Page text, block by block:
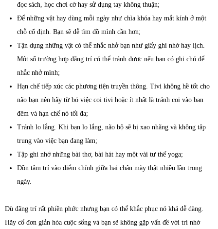
đọc sách, học chơi cờ hay sử dụng tay không thuận;
Để những vật hay dùng mỗi ngày như chìa khóa hay mắt kính ở một
chỗ cố định. Bạn sẽ dễ tìm đồ mình cần hơn;
Tận dụng những vật có thể nhắc nhở bạn như giấy ghi nhớ hay lịch.
Một số trường hợp đãng trí có thể tránh được nếu bạn có ghi chú để
nhắc nhở mình;
Hạn chế tiếp xúc các phương tiện truyền thông. Tivi không hề tốt cho
não bạn nên hãy từ bỏ việc coi tivi hoặc ít nhất là tránh coi vào ban
đêm và hạn chế nó tối đa;
Tránh lo lắng. Khi bạn lo lắng, não bộ sẽ bị xao nhãng và không tập
trung vào việc bạn đang làm;
Tập ghi nhớ những bài thơ, bài hát hay một vài tư thế yoga;
Dồn tâm trí vào điểm chính giữa hai chân mày thật nhiều lần trong
ngày.
Dù đãng trí rất phiền phức nhưng bạn có thể khắc phục nó khá dễ dàng.
Hãy cố đơn giản hóa cuộc sống và bạn sẽ không gặp vấn đề với trí nhớ